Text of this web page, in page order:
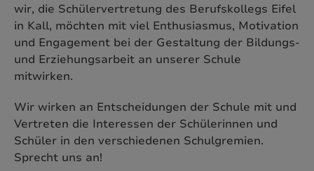
wir, die Schülervertretung des Berufskollegs Eifel
in Kall, möchten mit viel Enthusiasmus, Motivation
und Engagement bei der Gestaltung der Bildungs-
und Erziehungsarbeit an unserer Schule
mitwirken.
Wir wirken an Entscheidungen der Schule mit und
Vertreten die Interessen der Schülerinnen und
Schüler in den verschiedenen Schulgremien.
Sprecht uns an!